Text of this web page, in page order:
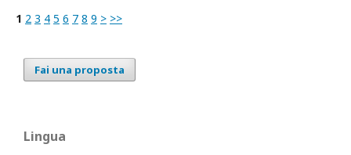
1 2 3 4 5 6 7 8 9 > >>
Fai una proposta
Lingua